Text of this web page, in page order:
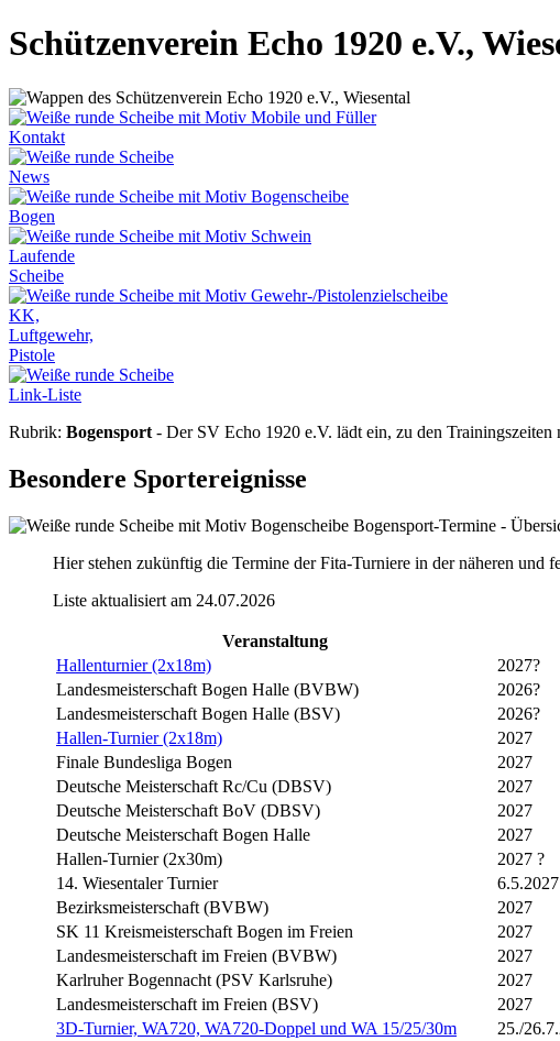
Schützenverein Echo 1920 e.V.,
Kontakt
News
Bogen
Laufende
Scheibe
KK,
Luftgewehr,
Pistole
Link-Liste
Rubrik: Bogensport - Der SV Echo 1920 e.V. lädt ein, zu den
Besondere Sportereignisse
Bogensport-Termine -
Hier stehen zukünftig die Termine der Fita-Turniere in der näheren und
Liste aktualisiert am 24.07.2026
Veranstaltung
Hallenturnier (2x18m)
2027?
Landesmeisterschaft Bogen Halle (BVBW)
2026?
Landesmeisterschaft Bogen Halle (BSV)
2026?
Hallen-Turnier (2x18m)
2027
Finale Bundesliga Bogen
2027
Deutsche Meisterschaft Rc/Cu (DBSV)
2027
Deutsche Meisterschaft BoV (DBSV)
2027
Deutsche Meisterschaft Bogen Halle
2027
Hallen-Turnier (2x30m)
2027 ?
14. Wiesentaler Turnier
6.5.2027
Bezirksmeisterschaft (BVBW)
2027
SK 11 Kreismeisterschaft Bogen im Freien
2027
Landesmeisterschaft im Freien (BVBW)
2027
Karlruher Bogennacht (PSV Karlsruhe)
2027
Landesmeisterschaft im Freien (BSV)
2027
3D-Turnier, WA720, WA720-Doppel und WA 15/25/30m
25./